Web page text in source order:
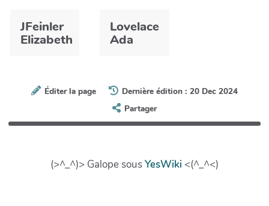
JFeinler
Elizabeth
Lovelace
Ada
Éditer la page
Dernière édition : 20 Dec 2024
Partager
(>^_^)> Galope sousYesWiki <(^_^<)